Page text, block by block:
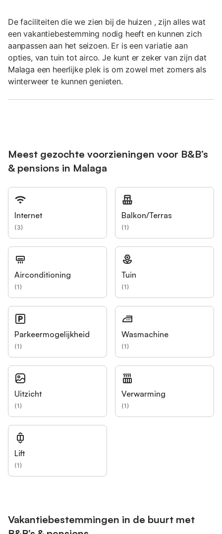
De faciliteiten die we zien bij de huizen , zijn alles wat
een vakantiebestemming nodig heeft en kunnen zich
aanpassen aan het seizoen. Er is een variatie aan
opties, van tuin tot airco. Je kunt er zeker van zijn dat
Malaga een heerlijke plek is om zowel met zomers als
winterweer te kunnen genieten.
Meest gezochte voorzieningen voor B&B’s
& pensions in Malaga
Internet
(3)
Balkon/Terras
(1)
Airconditioning
(1)
Tuin
(1)
Parkeermogelijkheid
(1)
Wasmachine
(1)
Uitzicht
(1)
Verwarming
(1)
Lift
(1)
Vakantiebestemmingen in de buurt met